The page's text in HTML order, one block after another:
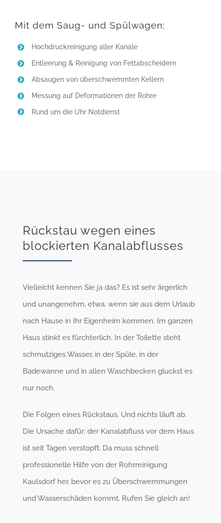
Mit dem Saug- und Spülwagen:
Hochdruckreinigung aller Kanäle
Entleerung & Reinigung von Fettabscheidern
Absaugen von überschwemmten Kellern
Messung auf Deformationen der Rohre
Rund um die Uhr Notdienst
Rückstau wegen eines
blockierten Kanalabflusses
Vielleicht kennen Sie ja das? Es ist sehr ärgerlich
und unangenehm, etwa, wenn sie aus dem Urlaub
nach Hause in Ihr Eigenheim kommen. Im ganzen
Haus stinkt es fürchterlich. In der Toilette steht
schmutziges Wasser, in der Spüle, in der
Badewanne und in allen Waschbecken gluckst es
nur noch.
Die Folgen eines Rückstaus. Und nichts läuft ab.
Die Ursache dafür: der Kanalabfluss vor dem Haus
ist seit Tagen verstopft. Da muss schnell
professionelle Hilfe von der Rohrreinigung
Kaulsdorf her, bevor es zu Überschwemmungen
und Wasserschäden kommt. Rufen Sie gleich an!